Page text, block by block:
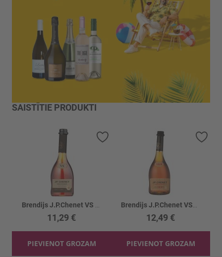
SAISTĪTIE PRODUKTI
11,29 €
PIEVIENOT GROZAM
Pievienot vēlmju sarakstam
12,49 €
PIEVIENOT GROZAM